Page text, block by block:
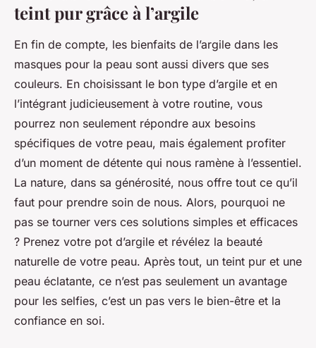
teint pur grâce à l’argile
En fin de compte, les bienfaits de l’argile dans les
masques pour la peau sont aussi divers que ses
couleurs. En choisissant le bon type d’argile et en
l’intégrant judicieusement à votre routine, vous
pourrez non seulement répondre aux besoins
spécifiques de votre peau, mais également profiter
d’un moment de détente qui nous ramène à l’essentiel.
La nature, dans sa générosité, nous offre tout ce qu’il
faut pour prendre soin de nous. Alors, pourquoi ne
pas se tourner vers ces solutions simples et efficaces
? Prenez votre pot d’argile et révélez la beauté
naturelle de votre peau. Après tout, un teint pur et une
peau éclatante, ce n’est pas seulement un avantage
pour les selfies, c’est un pas vers le bien-être et la
confiance en soi.